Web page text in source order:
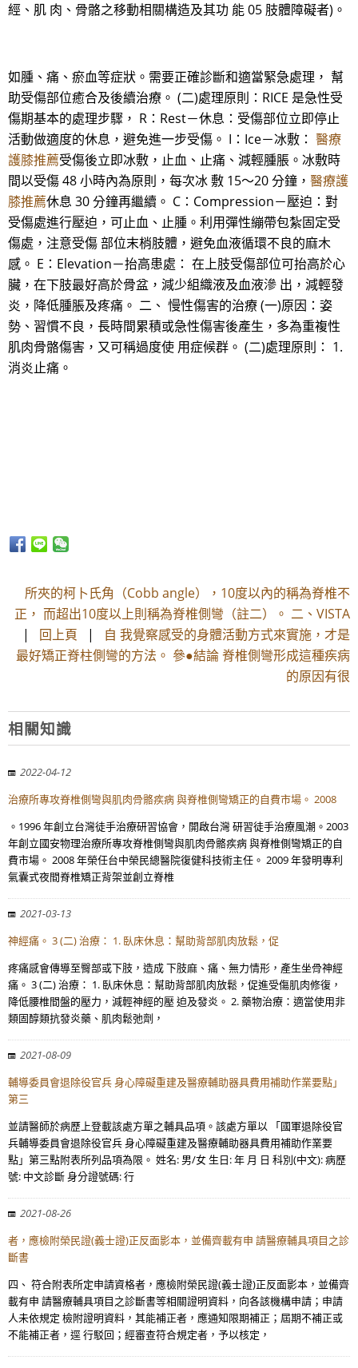
經、肌 肉、骨骼之移動相關構造及其功 能 05 肢體障礙者)。
如腫、痛、瘀血等症狀。需要正確診斷和適當緊急處理， 幫
助受傷部位癒合及後續治療。 (二)處理原則：RICE 是急性受
傷期基本的處理步驟， R：Rest－休息：受傷部位立即停止
活動做適度的休息，避免進一步受傷。 I：Ice－冰敷： 醫療
護膝推薦受傷後立即冰敷，止血、止痛、減輕腫脹。冰敷時
間以受傷 48 小時內為原則，每次冰 敷 15～20 分鐘， 醫療護
膝推薦休息 30 分鐘再繼續。 C：Compression－壓迫：對
受傷處進行壓迫，可止血、止腫。利用彈性繃帶包紮固定受
傷處，注意受傷 部位末梢肢體，避免血液循環不良的麻木
感。 E：Elevation－抬高患處： 在上肢受傷部位可抬高於心
臟，在下肢最好高於骨盆，減少組織液及血液滲 出，減輕發
炎，降低腫脹及疼痛。 二、 慢性傷害的治療 (一)原因：姿
勢、習慣不良，長時間累積或急性傷害後產生，多為重複性
肌肉骨骼傷害，又可稱過度使 用症候群。 (二)處理原則： 1.
消炎止痛。
所夾的柯卜氏角（Cobb angle），10度以內的稱為脊椎不
正， 而超出10度以上則稱為脊椎側彎（註二）。 二、VISTA
| 回上頁 | 自 我覺察感受的身體活動方式來實施，才是
最好矯正脊柱側彎的方法。 參●結論 脊椎側彎形成這種疾病
的原因有很
相關知識
2022-04-12
治療所專攻脊椎側彎與肌肉骨骼疾病 與脊椎側彎矯正的自費市場。 2008
。1996 年創立台灣徒手治療研習協會，開啟台灣 研習徒手治療風潮。2003
年創立國安物理治療所專攻脊椎側彎與肌肉骨骼疾病 與脊椎側彎矯正的自
費市場。 2008 年榮任台中榮民總醫院復健科技術主任。 2009 年發明專利
氣囊式夜間脊椎矯正背架並創立脊椎
2021-03-13
神經痛。 3 (二) 治療： 1. 臥床休息：幫助背部肌肉放鬆，促
疼痛感會傳導至臀部或下肢，造成 下肢麻、痛、無力情形，產生坐骨神經
痛。 3 (二) 治療： 1. 臥床休息：幫助背部肌肉放鬆，促進受傷肌肉修復，
降低腰椎間盤的壓力，減輕神經的壓 迫及發炎。 2. 藥物治療：適當使用非
類固醇類抗發炎藥、肌肉鬆弛劑，
2021-08-09
輔導委員會退除役官兵 身心障礙重建及醫療輔助器具費用補助作業要點」
第三
並請醫師於病歷上登載該處方單之輔具品項。該處方單以 「國軍退除役官
兵輔導委員會退除役官兵 身心障礙重建及醫療輔助器具費用補助作業要
點」第三點附表所列品項為限。 姓名: 男/女 生日: 年 月 日 科別(中文): 病歷
號: 中文診斷 身分證號碼: 行
2021-08-26
者，應檢附榮民證(義士證)正反面影本，並備齊載有申 請醫療輔具項目之診
斷書
四、 符合附表所定申請資格者，應檢附榮民證(義士證)正反面影本，並備齊
載有申 請醫療輔具項目之診斷書等相關證明資料，向各該機構申請；申請
人未依規定 檢附證明資料，其能補正者，應通知限期補正；屆期不補正或
不能補正者，逕 行駁回；經審查符合規定者，予以核定，